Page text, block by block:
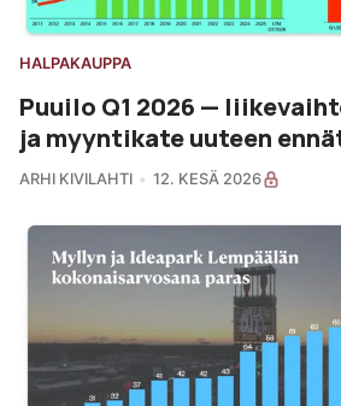
HALPAKAUPPA
Puuilo Q1 2026 —
ja myyntikate uuteen
ARHI KIVILAHTI 12. KESÄ 2026